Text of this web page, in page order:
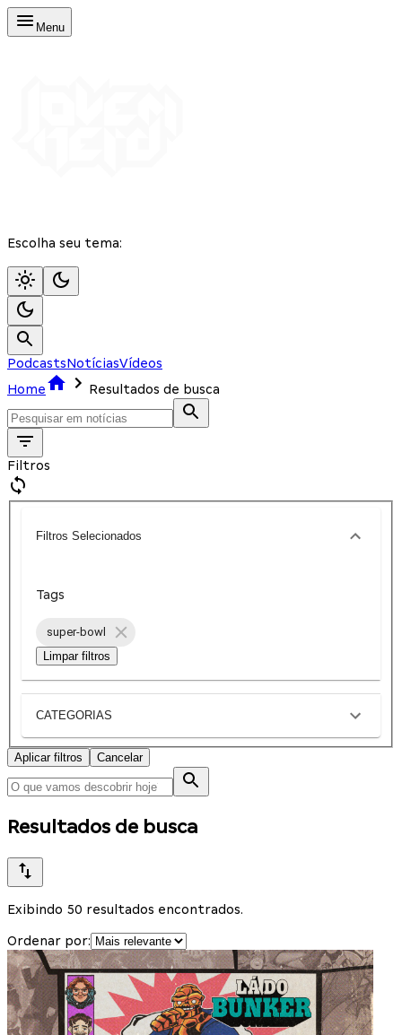
Menu
Escolha seu tema:
PodcastsNotíciasVídeos
Home
Resultados de busca
Filtros
Filtros Selecionados
Tags
super-bowl
Limpar filtros
CATEGORIAS
Aplicar filtros Cancelar
Resultados de busca
Exibindo 50 resultados encontrados.
Ordenar por: